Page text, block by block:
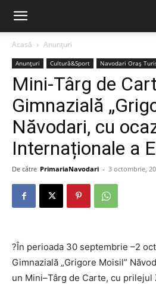
Acasă Anunțuri
Anunțuri Cultură&Sport Navodari Oraș
Mini-Târg de
Gimnazială
Năvodari, cu
Internaționale a
De către PrimariaNavodari - 3 octombrie,
?În perioada 30 septembrie –2
Gimnazială „Grigore Moisil”
un Mini–Târg de Carte, cu prilejul